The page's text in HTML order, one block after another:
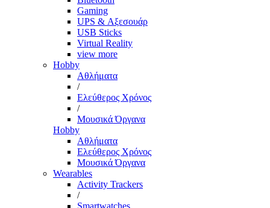
Gaming
UPS & Αξεσουάρ
USB Sticks
Virtual Reality
view more
Hobby
Αθλήματα
/
Ελεύθερος Χρόνος
/
Μουσικά Όργανα
Hobby
Αθλήματα
Ελεύθερος Χρόνος
Μουσικά Όργανα
Wearables
Activity Trackers
/
Smartwatches